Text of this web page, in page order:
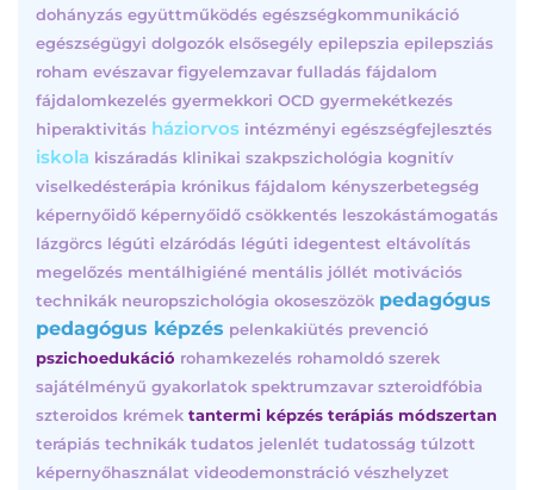
dohányzás együttműködés egészségkommunikáció
egészségügyi dolgozók elsősegély epilepszia epilepsziás
roham evészavar figyelemzavar fulladás fájdalom
fájdalomkezelés gyermekkori OCD gyermekétkezés
hiperaktivitás háziorvos intézményi egészségfejlesztés
iskola kiszáradás klinikai szakpszichológia kognitív
viselkedésterápia krónikus fájdalom kényszerbetegség
képernyőidő képernyőidő csökkentés leszokástámogatás
lázgörcs légúti elzáródás légúti idegentest eltávolítás
megelőzés mentálhigiéné mentális jóllét motivációs
technikák neuropszichológia okoseszözök pedagógus
pedagógus képzés pelenkakiütés prevenció
pszichoedukáció rohamkezelés rohamoldó szerek
sajátélményű gyakorlatok spektrumzavar szteroidfóbia
szteroidos krémek tantermi képzés terápiás módszertan
terápiás technikák tudatos jelenlét tudatosság túlzott
képernyőhasználat videodemonstráció vészhelyzet